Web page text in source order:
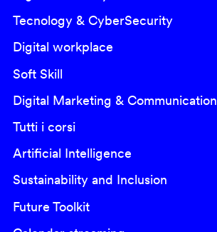
Tecnology & CyberSecurity
Digital workplace
Soft Skill
Digital Marketing & Communication
Tutti i corsi
Artificial Intelligence
Sustainability and Inclusion
Future Toolkit